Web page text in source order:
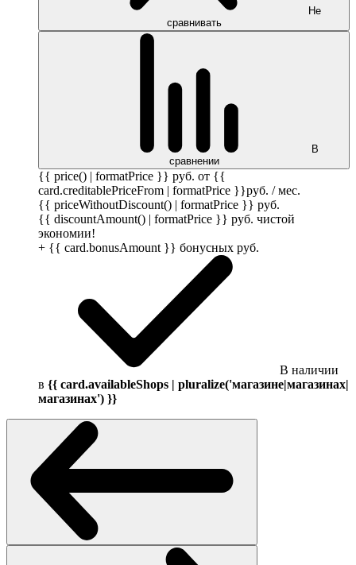
Не
сравнивать
В
сравнении
{{ price() | formatPrice }} руб. от {{
card.creditablePriceFrom | formatPrice }}руб. / мес.
{{ priceWithoutDiscount() | formatPrice }} руб.
{{ discountAmount() | formatPrice }} руб. чистой
экономии!
+ {{ card.bonusAmount }} бонусных руб.
В наличии
в {{ card.availableShops | pluralize('магазине|магазинах|
магазинах') }}